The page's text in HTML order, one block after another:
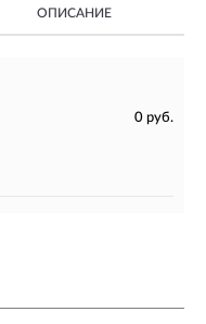
ОПИСАНИЕ
0 руб.